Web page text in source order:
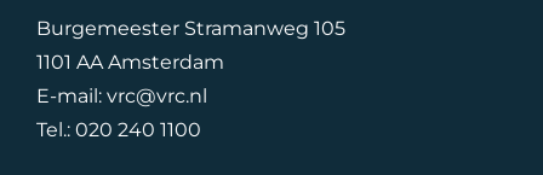
Burgemeester Stramanweg 105
1101 AA Amsterdam
E-mail:vrc@vrc.nl
Tel.:020 240 1100